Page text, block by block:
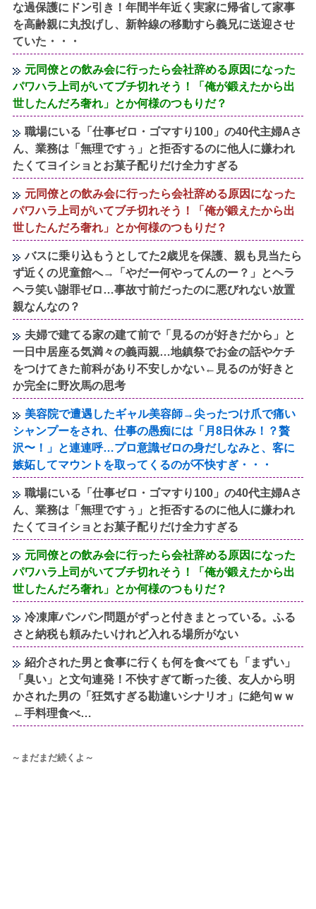
な過保護にドン引き！年間半年近く実家に帰省して家事
を高齢親に丸投げし、新幹線の移動すら義兄に送迎させ
ていた・・・
元同僚との飲み会に行ったら会社辞める原因になった
パワハラ上司がいてブチ切れそう！「俺が鍛えたから出
世したんだろ奢れ」とか何様のつもりだ？
職場にいる「仕事ゼロ・ゴマすり100」の40代主婦Aさ
ん、業務は「無理ですぅ」と拒否するのに他人に嫌われ
たくてヨイショとお菓子配りだけ全力すぎる
元同僚との飲み会に行ったら会社辞める原因になった
パワハラ上司がいてブチ切れそう！「俺が鍛えたから出
世したんだろ奢れ」とか何様のつもりだ？
バスに乗り込もうとしてた2歳児を保護、親も見当たら
ず近くの児童館へ→「やだー何やってんのー？」とヘラ
ヘラ笑い謝罪ゼロ…事故寸前だったのに悪びれない放置
親なんなの？
夫婦で建てる家の建て前で「見るのが好きだから」と
一日中居座る気満々の義両親…地鎮祭でお金の話やケチ
をつけてきた前科があり不安しかない←見るのが好きと
か完全に野次馬の思考
美容院で遭遇したギャル美容師→尖ったつけ爪で痛い
シャンプーをされ、仕事の愚痴には「月8日休み！？贅
沢〜！」と連連呼…プロ意識ゼロの身だしなみと、客に
嫉妬してマウントを取ってくるのが不快すぎ・・・
職場にいる「仕事ゼロ・ゴマすり100」の40代主婦Aさ
ん、業務は「無理ですぅ」と拒否するのに他人に嫌われ
たくてヨイショとお菓子配りだけ全力すぎる
元同僚との飲み会に行ったら会社辞める原因になった
パワハラ上司がいてブチ切れそう！「俺が鍛えたから出
世したんだろ奢れ」とか何様のつもりだ？
冷凍庫パンパン問題がずっと付きまとっている。ふる
さと納税も頼みたいけれど入れる場所がない
紹介された男と食事に行くも何を食べても「まずい」
「臭い」と文句連発！不快すぎて断った後、友人から明
かされた男の「狂気すぎる勘違いシナリオ」に絶句ｗｗ
←手料理食べ…
～まだまだ続くよ～